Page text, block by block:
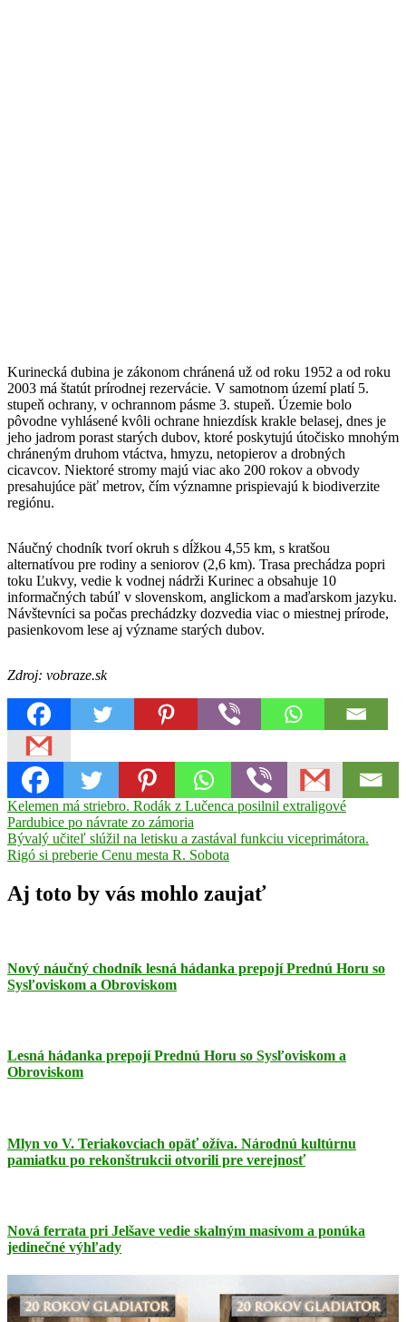
Kurinecká dubina je zákonom chránená už od roku 1952 a od roku
2003 má štatút prírodnej rezervácie. V samotnom území platí 5.
stupeň ochrany, v ochrannom pásme 3. stupeň. Územie bolo
pôvodne vyhlásené kvôli ochrane hniezdísk krakle belasej, dnes je
jeho jadrom porast starých dubov, ktoré poskytujú útočisko mnohým
chráneným druhom vtáctva, hmyzu, netopierov a drobných
cicavcov. Niektoré stromy majú viac ako 200 rokov a obvody
presahujúce päť metrov, čím významne prispievajú k biodiverzite
regiónu.
Náučný chodník tvorí okruh s dĺžkou 4,55 km, s kratšou
alternatívou pre rodiny a seniorov (2,6 km). Trasa prechádza popri
toku Ľukvy, vedie k vodnej nádrži Kurinec a obsahuje 10
informačných tabúľ v slovenskom, anglickom a maďarskom jazyku.
Návštevníci sa počas prechádzky dozvedia viac o miestnej prírode,
pasienkovom lese aj význame starých dubov.
Zdroj: vobraze.sk
drevoKurinec
Zelená
vodaKurinecka
dubinaoddychrezbárstvoRimavská
rezbárstvo
Navigácia
v
článku
Previous
Post:
Kelemen má striebro. Rodák z Lučenca posilnil extraligové
Pardubice po návrate zo zámoria
Next
Post:
Bývalý učiteľ slúžil na letisku a zastával funkciu viceprimátora.
Rigó si preberie Cenu mesta R. Sobota
Aj toto by vás mohlo zaujať
Nový náučný chodník lesná hádanka prepojí Prednú Horu so
Sysľoviskom a Obroviskom
Lesná hádanka prepojí Prednú Horu so Sysľoviskom a
Obroviskom
Mlyn vo V. Teriakovciach opäť ožíva. Národnú kultúrnu
pamiatku po rekonštrukcii otvorili pre verejnosť
Nová ferrata pri Jelšave vedie skalným masívom a ponúka
jedinečné výhľady